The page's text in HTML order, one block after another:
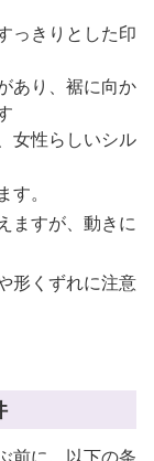
っきりとした印
あり、裾に向か
女性らしいシル
す。
ますが、動きに
形くずれに注意